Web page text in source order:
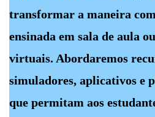
transformar a maneira
ensinada em sala de aula
virtuais. Abordaremos
simuladores, aplicativos e
que permitam aos